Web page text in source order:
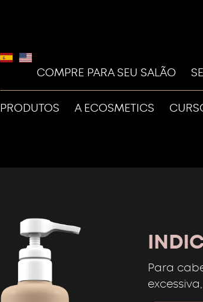
COMPRE PARA SEU SALÃO
PRODUTOS A ECOSMETICS
Para